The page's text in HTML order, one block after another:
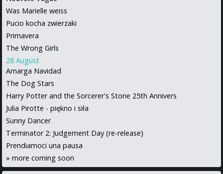
Was Marielle weiss
Pucio kocha zwierzaki
Primavera
The Wrong Girls
28 August
Amarga Navidad
The Dog Stars
Harry Potter and the Sorcerer's Stone 25th Annivers
Julia Pirotte - piękno i siła
Sunny Dancer
Terminator 2: Judgement Day (re-release)
Prendiamoci una pausa
» more coming soon